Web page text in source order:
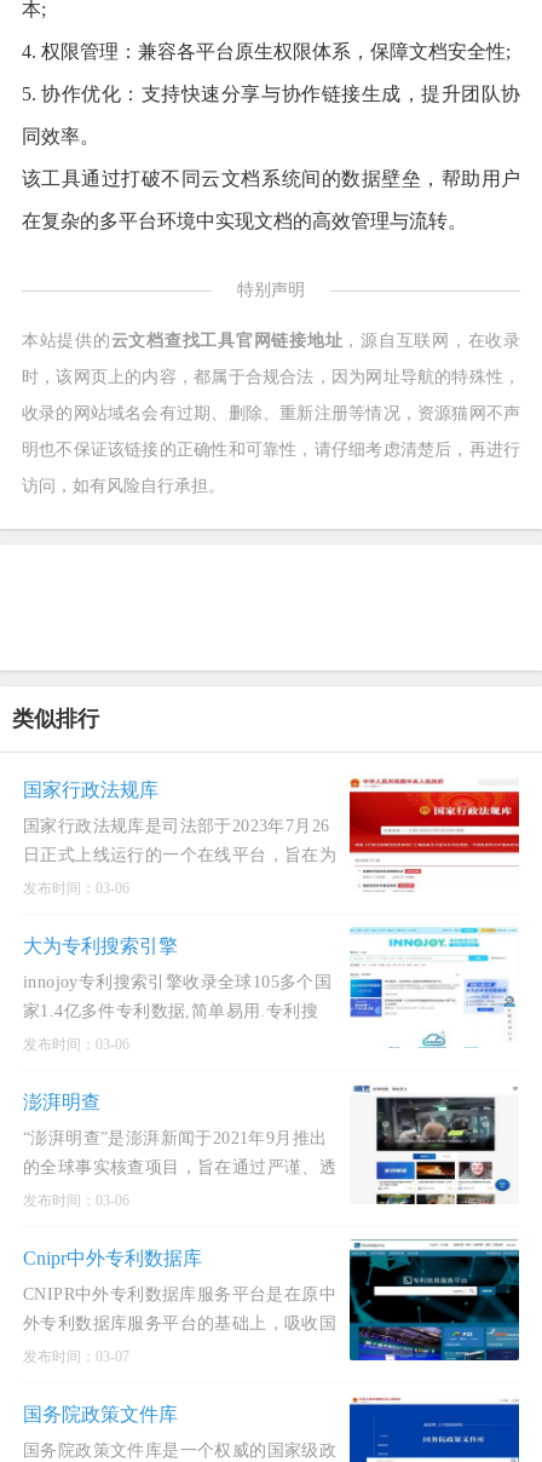
本;
4. 权限管理：兼容各平台原生权限体系，保障文档安全性;
5. 协作优化：支持快速分享与协作链接生成，提升团队协
同效率。
该工具通过打破不同云文档系统间的数据壁垒，帮助用户
在复杂的多平台环境中实现文档的高效管理与流转。
特别声明
本站提供的云文档查找工具官网链接地址 ，源自互联网，在收录
时，该网页上的内容，都属于合规合法，因为网址导航的特殊性，
收录的网站域名会有过期、删除、重新注册等情况，资源猫网不声
明也不保证该链接的正确性和可靠性，请仔细考虑清楚后，再进行
访问，如有风险自行承担。
类似排行
国家行政法规库
国家行政法规库是司法部于2023年7月26
日正式上线运行的一个在线平台，旨在为
公众提供现行有效的行政法规以及历次修
发布时间：03-06
大为专利搜索引擎
innojoy专利搜索引擎收录全球105多个国
家1.4亿多件专利数据,简单易用.专利搜
索,innojoy专利搜索,中文专利搜索引擎,专
发布时间：03-06
澎湃明查
“澎湃明查”是澎湃新闻于2021年9月推出
的全球事实核查项目，旨在通过严谨、透
明、讲求逻辑的溯源核查，对国际新闻热
发布时间：03-06
Cnipr中外专利数据库
CNIPR中外专利数据库服务平台是在原中
外专利数据库服务平台的基础上，吸收国
内外先进专利检索系统的优点，采用国内
发布时间：03-07
国务院政策文件库
国务院政策文件库是一个权威的国家级政